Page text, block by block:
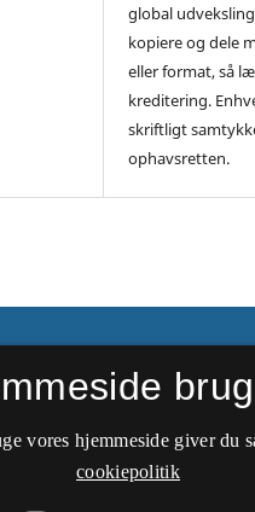
global
kopiere og dele
eller format, så
kreditering.
skriftligt
ophavsretten.
vores hjemmeside giver
cookiepolitik